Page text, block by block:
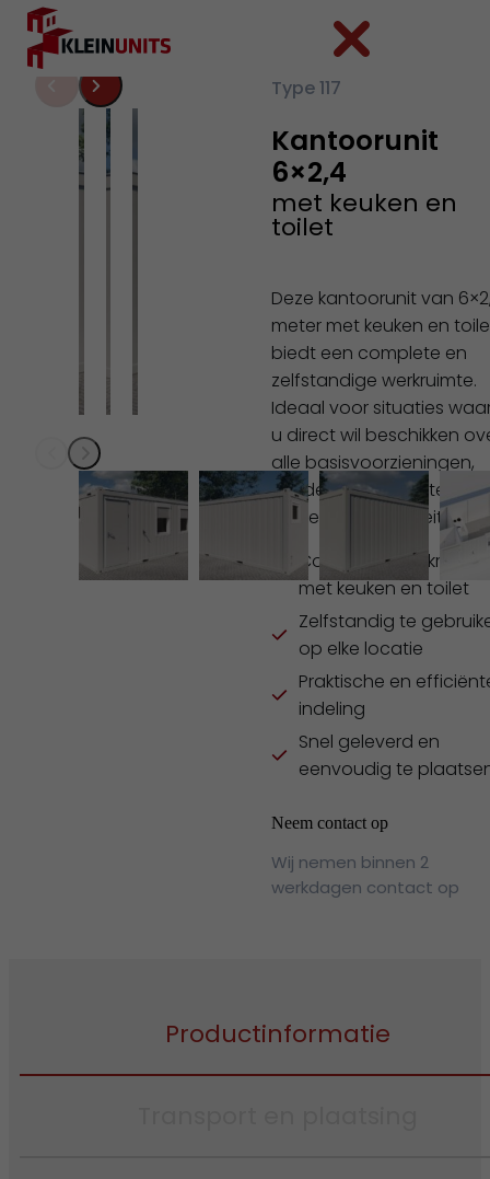
Ga naar hoofdinhoud
Type 117
Kantoorunit
6×2,4
met keuken en
toilet
Deze kantoorunit van
meter met keuken en
biedt een complete en
zelfstandige werkruimte.
Ideaal voor situaties
u direct wil beschikken
alle basisvoorzieningen,
zonder afhankelijk te zijn
van externe faciliteiten.
Compacte werkruimte
met keuken en toilet
Zelfstandig te
op elke locatie
Praktische en
indeling
Snel geleverd en
eenvoudig te
Neem contact op
Wij nemen binnen 2
werkdagen contact op
Productinformatie